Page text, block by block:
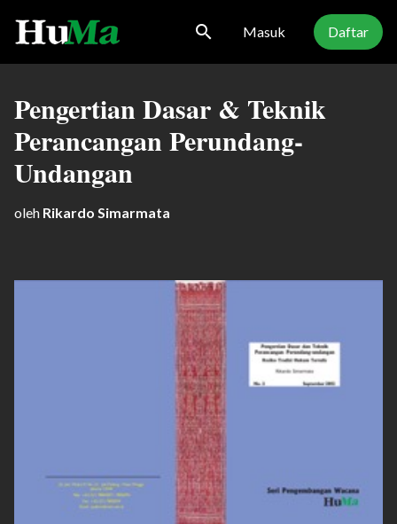
search Masuk Daftar
Pengertian Dasar & Teknik
Perancangan Perundang-
Undangan
oleh Rikardo Simarmata